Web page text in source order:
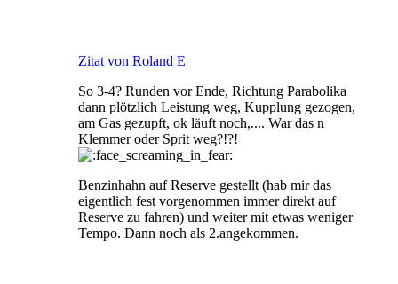
Zitat von Roland E
So 3-4? Runden vor Ende, Richtung Parabolika
dann plötzlich Leistung weg, Kupplung gezogen,
am Gas gezupft, ok läuft noch,.... War das n
Klemmer oder Sprit weg?!?!
Benzinhahn auf Reserve gestellt (hab mir das
eigentlich fest vorgenommen immer direkt auf
Reserve zu fahren) und weiter mit etwas weniger
Tempo. Dann noch als 2.angekommen.